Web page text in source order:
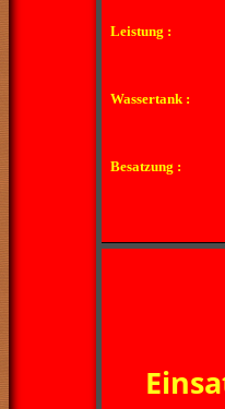
Leistung :
Wassertank :
Besatzung :